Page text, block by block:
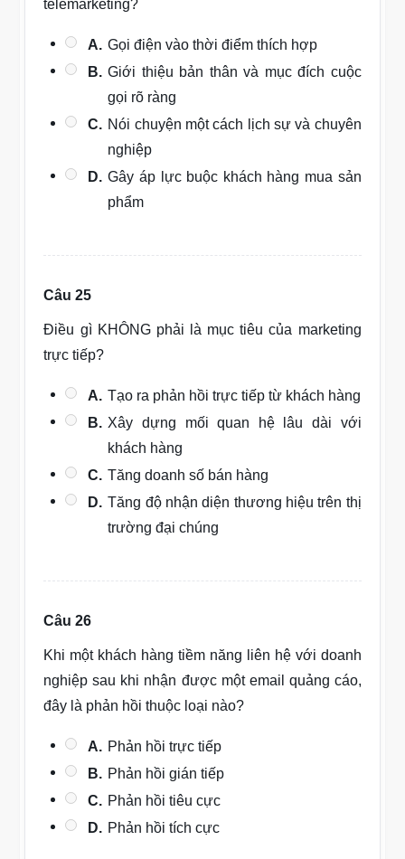
telemarketing?
A. Gọi điện vào thời điểm thích hợp
B. Giới thiệu bản thân và mục đích cuộc
gọi rõ ràng
C. Nói chuyện một cách lịch sự và chuyên
nghiệp
D. Gây áp lực buộc khách hàng mua sản
phẩm
Câu 25
Điều gì KHÔNG phải là mục tiêu của marketing
trực tiếp?
A. Tạo ra phản hồi trực tiếp từ khách hàng
B. Xây dựng mối quan hệ lâu dài với
khách hàng
C. Tăng doanh số bán hàng
D. Tăng độ nhận diện thương hiệu trên thị
trường đại chúng
Câu 26
Khi một khách hàng tiềm năng liên hệ với doanh
nghiệp sau khi nhận được một email quảng cáo,
đây là phản hồi thuộc loại nào?
A. Phản hồi trực tiếp
B. Phản hồi gián tiếp
C. Phản hồi tiêu cực
D. Phản hồi tích cực